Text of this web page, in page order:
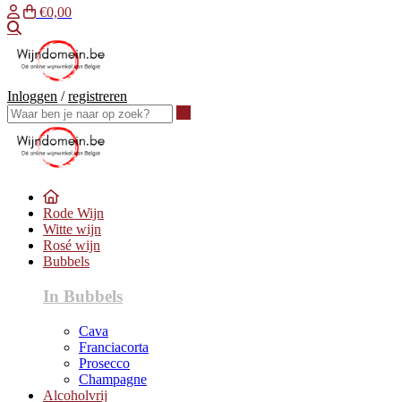
€0,00
Inloggen /registreren
Rode Wijn
Witte wijn
Rosé wijn
Bubbels
In Bubbels
Cava
Franciacorta
Prosecco
Champagne
Alcoholvrij